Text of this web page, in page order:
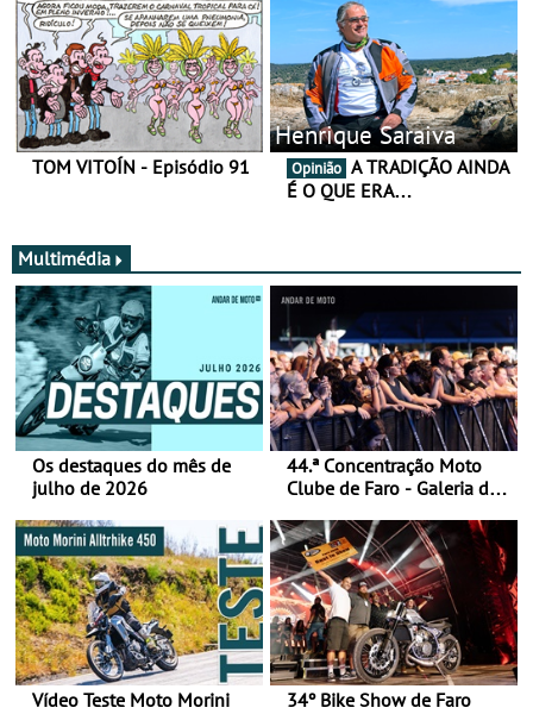
TOM VITOÍN - Episódio 91
Henrique Saraiva
Opinião
É O QUE ERA…
Multimédia
Os destaques do mês de
julho de 2026
44.ª Concentração Moto
Clube de Faro - Galeria de
Vídeo Teste Moto Morini
34º Bike Show de Faro